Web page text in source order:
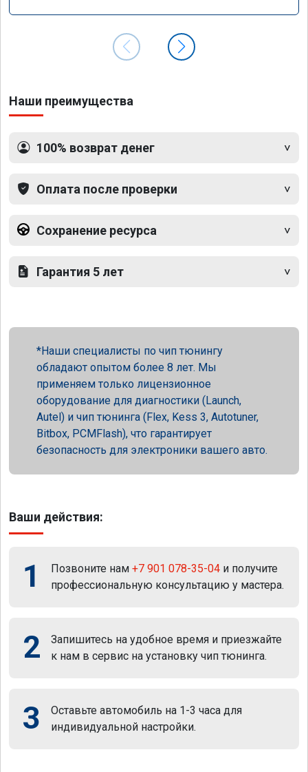
Наши преимущества
100% возврат денег
Оплата после проверки
Сохранение ресурса
Гарантия 5 лет
Наши специалисты по чип тюнингу
обладают опытом более 8 лет. Мы
применяем только лицензионное
оборудование для диагностики (Launch,
Autel) и чип тюнинга (Flex, Kess 3, Autotuner,
Bitbox, PCMFlash), что гарантирует
безопасность для электроники вашего авто.
Ваши действия:
1 Позвоните нам +7 901 078-35-04 и получите
профессиональную консультацию у мастера.
2
Запишитесь на удобное время и приезжайте
к нам в сервис на установку чип тюнинга.
3
Оставьте автомобиль на 1-3 часа для
индивидуальной настройки.